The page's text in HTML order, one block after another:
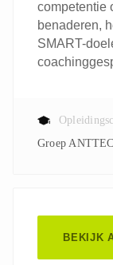
competentie
benaderen,
SMART-
Groep ANTTEC
BEKIJK